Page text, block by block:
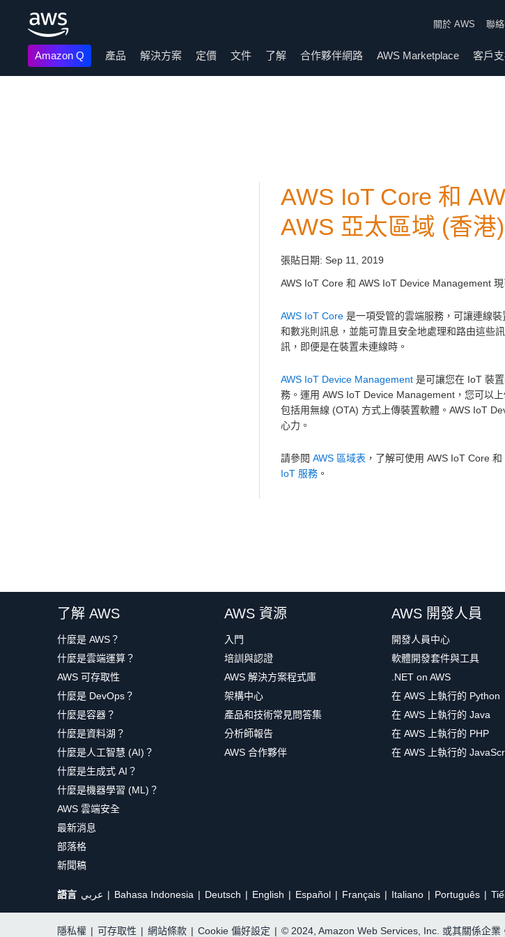
關於 AWS 聯
Amazon Q 產品 解決方案 定價 文件 了解 合作夥伴網路 AWS Marketplace 客戶
AWS IoT Core 和
AWS 亞太區域 (香港
張貼日期: Sep 11, 2019
AWS IoT Core 和 AWS IoT Device Management
AWS IoT Core 是一項受管的雲端服務，可讓連線
和數兆則訊息，並能可靠且安全地處理和路由這些
訊，即便是在裝置未連線時。
AWS IoT Device Management 是可讓您在 IoT 裝
務。運用 AWS IoT Device Management，您可以
包括用無線 (OTA) 方式上傳裝置軟體。AWS IoT
心力。
請參閱 AWS 區域表 ，了解可使用 AWS IoT Core
IoT 服務 。
了解 AWS
什麼是 AWS？
什麼是雲端運算？
AWS 可存取性
什麼是 DevOps？
什麼是容器？
什麼是資料湖？
什麼是人工智慧 (AI)？
什麼是生成式 AI？
什麼是機器學習 (ML)？
AWS 雲端安全
最新消息
部落格
新聞稿
AWS 資源
入門
培訓與認證
AWS 解決方案程式庫
架構中心
產品和技術常見問答集
分析師報告
AWS 合作夥伴
AWS 開發人員
開發人員中心
軟體開發套件與工具
.NET on AWS
在 AWS 上執行的 Python
在 AWS 上執行的 Java
在 AWS 上執行的 PHP
在 AWS 上執行的
語言 عربي Bahasa Indonesia Deutsch English Español Français Italiano Português
隱私權 | 可存取性 | 網站條款 | Cookie 偏好設定 | © 2024, Amazon Web Services, Inc. 或其關係企業